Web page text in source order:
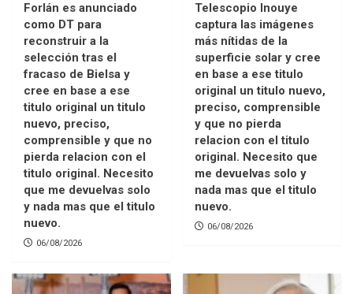
Forlán es anunciado
como DT para
reconstruir a la
selección tras el
fracaso de Bielsa y
cree en base a ese
titulo original un titulo
nuevo, preciso,
comprensible y que no
pierda relacion con el
titulo original. Necesito
que me devuelvas solo
y nada mas que el titulo
nuevo.
06/08/2026
Telescopio Inouye
captura las imágenes
más nítidas de la
superficie solar y cree
en base a ese titulo
original un titulo nuevo,
preciso, comprensible
y que no pierda
relacion con el titulo
original. Necesito que
me devuelvas solo y
nada mas que el titulo
nuevo.
06/08/2026